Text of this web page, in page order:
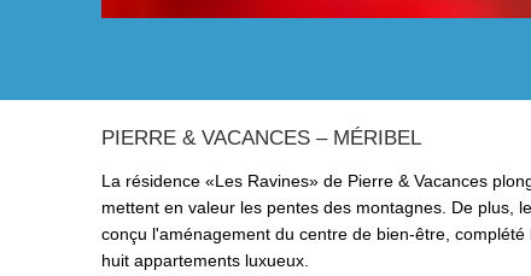
PIERRE & VACANCES – MÉRIBEL
La résidence «Les Ravines» de Pierre & Vacances
mettent en valeur les pentes des montagnes. De plus,
conçu l'aménagement du centre de bien-être,
huit appartements luxueux.